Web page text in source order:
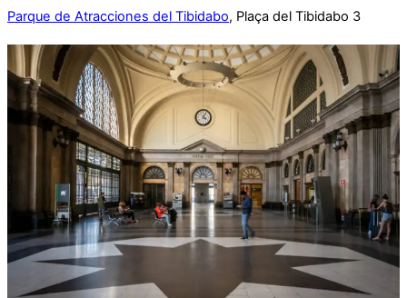
Parque de Atracciones del Tibidabo, Plaça del Tibidabo 3